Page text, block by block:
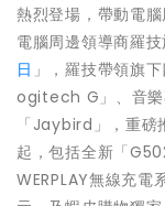
熱烈登場，帶動電
電腦周邊領導商羅
日 」，羅技帶領旗
ogitech G」、音
「Jaybird」，重磅
起，包括全新「
WERPLAY無線充